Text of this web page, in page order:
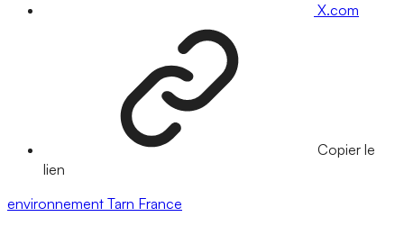
X.com
Copier le
lien
environnement Tarn France